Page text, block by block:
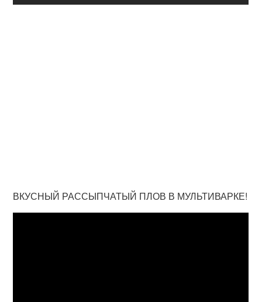
ВКУСНЫЙ РАССЫПЧАТЫЙ ПЛОВ В МУЛЬТИВАРКЕ!